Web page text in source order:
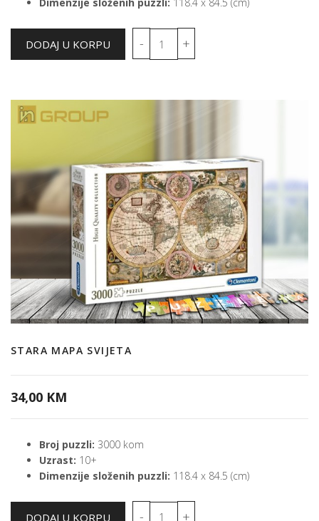
STARA MAPA SVIJETA
34,00 KM
Broj puzzli: 3000 kom
Uzrast: 10+
Dimenzije složenih puzzli: 118.4 x 84.5 (cm)